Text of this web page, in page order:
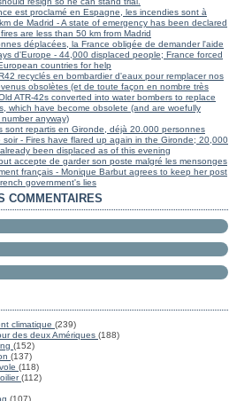
est proclamé en Espagne, les incendies sont à
de Madrid - A state of emergency has been declared
are less than 50 km from Madrid
déplacées, la France obligée de demander l'aide
d'Europe - 44,000 displaced people; France forced
countries for help
recyclés en bombardier d'eaux pour remplacer nos
obsolètes (et de toute façon en nombre très
ATR-42s converted into water bombers to replace
which have become obsolete (and are woefully
anyway)
sont repartis en Gironde, déjà 20.000 personnes
soir - Fires have flared up again in the Gironde; 20,000
been displaced as of this evening
accepte de garder son poste malgré les mensonges
français - Monique Barbut agrees to keep her post
government's lies
COMMENTAIRES
climatique (239)
des deux Amériques (188)
(152)
(137)
(118)
(112)
(107)